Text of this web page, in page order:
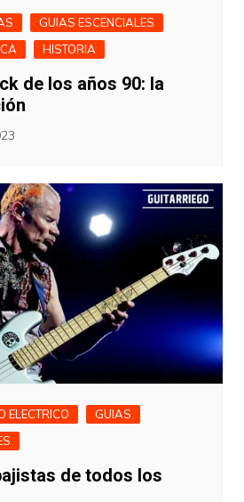
GUIAS ESCENCIALES
HISTORIA
de los años 90: la
ELECTRICO
GUIAS
de todos los